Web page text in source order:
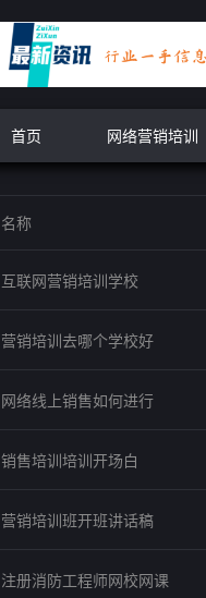
首页 网络营销培训
名称
互联网营销培训学校
营销培训去哪个学校好
网络线上销售如何进行
销售培训培训开场白
营销培训班开班讲话稿
注册消防工程师网校网课